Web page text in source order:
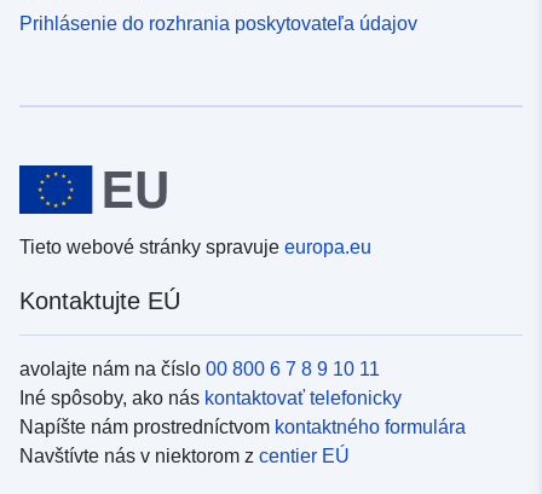
Prihlásenie do rozhrania poskytovateľa údajov
Tieto webové stránky spravuje europa.eu
Kontaktujte EÚ
avolajte nám na číslo 00 800 6 7 8 9 10 11
Iné spôsoby, ako nás kontaktovať telefonicky
Napíšte nám prostredníctvom kontaktného formulára
Navštívte nás v niektorom z centier EÚ